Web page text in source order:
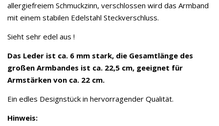
allergiefreiem Schmuckzinn, verschlossen wird das Armband
mit einem stabilen Edelstahl Steckverschluss.
Sieht sehr edel aus !
Das Leder ist ca. 6 mm stark, die Gesamtlänge des
großen Armbandes ist ca. 22,5 cm, geeignet für
Armstärken von ca. 22 cm.
Ein edles Designstück in hervorragender Qualität.
Hinweis: